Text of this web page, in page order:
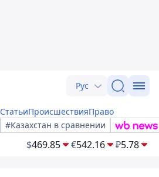
Рус
СтатьиПроисшествияПраво
#Казахстан в сравнении
$469.85 €542.16 ₽5.78